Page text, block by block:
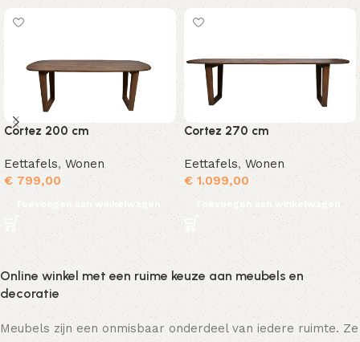
Cortez 200 cm
Eettafels, Wonen
€799,00
Toevoegen aan winkelwagen
Cortez 270 cm
Eettafels,Wonen
€1.099,00
Toevoegen aan winkelwagen
Online winkel met een ruime keuze aan meubels en
decoratie
Meubels zijn een onmisbaar onderdeel van iedere ruimte. Ze